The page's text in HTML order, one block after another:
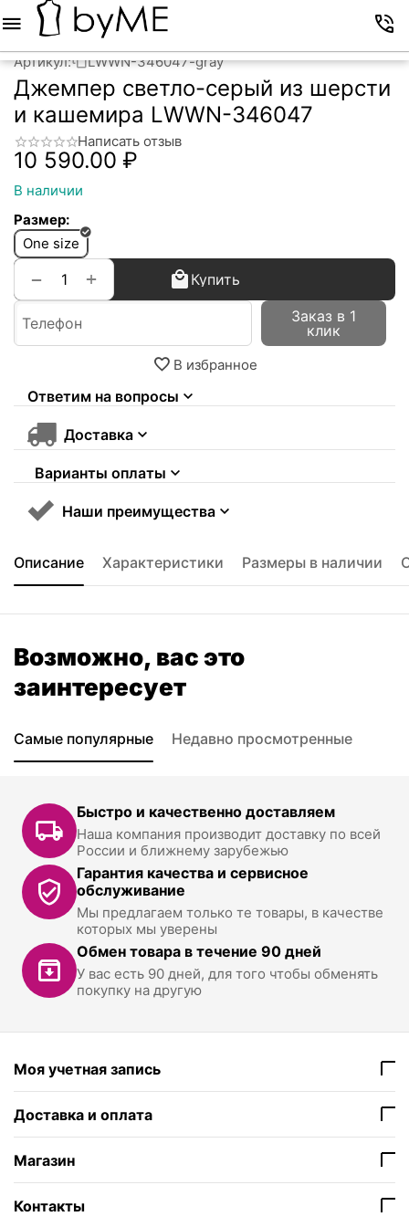
Артикул: LWWN-346047-gray
Джемпер светло-серый из шерсти
и кашемира LWWN-346047
Написать отзыв
10 590.00 ₽
В наличии
Размер:
One size
+
−
Купить
Заказ в 1
клик
В избранное
Ответим на вопросы
Доставка
Варианты оплаты
Наши преимущества
Описание Характеристики Размеры в наличии
Возможно, вас это
заинтересует
Самые популярные Недавно просмотренные
Быстро и качественно доставляем
Наша компания производит доставку по всей
России и ближнему зарубежью
Гарантия качества и сервисное
обслуживание
Мы предлагаем только те товары, в качестве
которых мы уверены
Обмен товара в течение 90 дней
У вас есть 90 дней, для того чтобы обменять
покупку на другую
Моя учетная запись
Доставка и оплата
Магазин
Контакты
Меню Корзина Контакты